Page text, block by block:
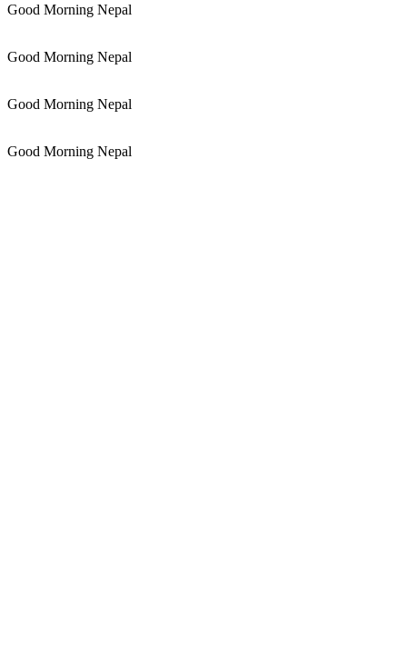
Good Morning Nepal
Good Morning Nepal
Good Morning Nepal
Good Morning Nepal